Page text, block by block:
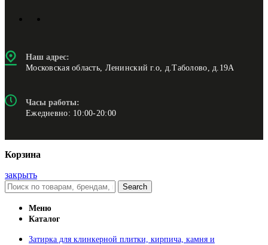
Наш адрес:
Московская область, Ленинский г.о, д.Таболово, д.19А
Часы работы:
Ежедневно: 10:00-20:00
Корзина
закрыть
Search
Меню
Каталог
Затирка для клинкерной плитки, кирпича, камня и